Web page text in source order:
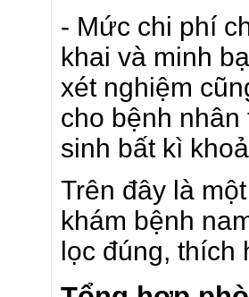
- Mức chi phí
khai và minh
xét nghiệm
cho bệnh
sinh bất kì
Trên đây là
khám bệnh
lọc đúng, thích